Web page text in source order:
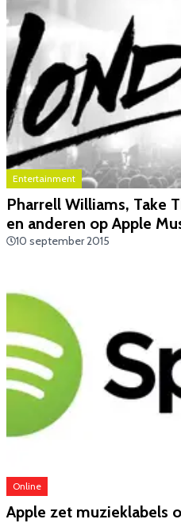
Entertainment
Pharrell Williams, Take
en anderen op Apple
10 september 2015
Online
Apple zet muzieklabels